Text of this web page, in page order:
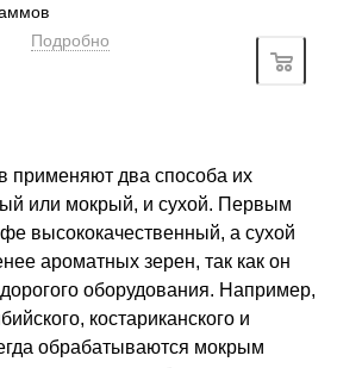
Подробно
применяют два способа их
или мокрый, и сухой. Первым
высококачественный, а сухой
ароматных зерен, так как он
оборудования. Например,
костариканского и
обрабатываются мокрым